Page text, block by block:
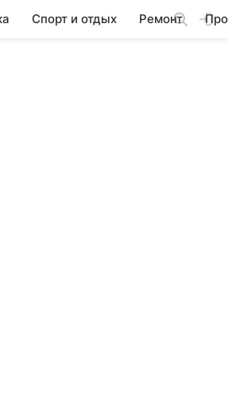
Спорт и отдых Ремонт